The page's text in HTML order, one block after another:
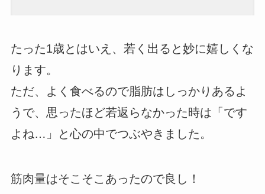
たった1歳とはいえ、若く出ると妙に嬉しくな
ります。
ただ、よく食べるので脂肪はしっかりあるよ
うで、思ったほど若返らなかった時は「です
よね…」と心の中でつぶやきました。
筋肉量はそこそこあったので良し！